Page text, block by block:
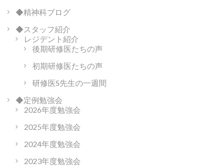
◆精神科ブログ
◆スタッフ紹介
レジデント紹介
後期研修医たちの声
初期研修医たちの声
研修医S先生の一週間
◆定例勉強会
2026年度勉強会
2025年度勉強会
2024年度勉強会
2023年度勉強会